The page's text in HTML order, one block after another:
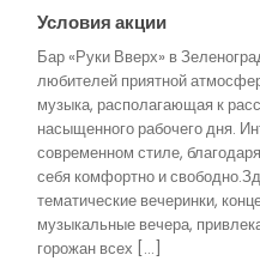
Условия акции
Бар «Руки Вверх» в
любителей приятной
музыка, располагающая к
насыщенного рабочего дня.
современном стиле,
себя комфортно и
тематические вечеринки,
музыкальные вечера,
горожан всех […]